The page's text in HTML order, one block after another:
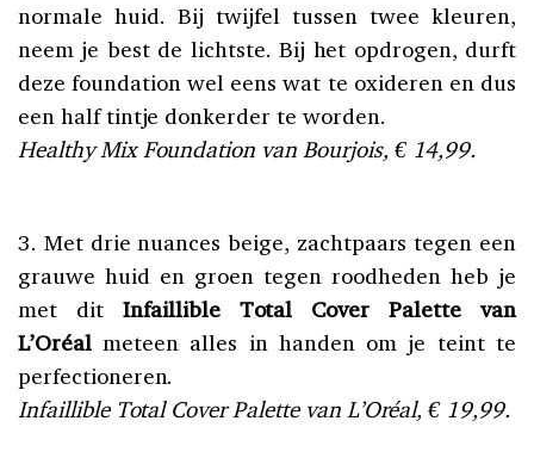
normale huid. Bij twijfel tussen twee kleuren,
neem je best de lichtste. Bij het opdrogen, durft
deze foundation wel eens wat te oxideren en dus
een half tintje donkerder te worden.
Healthy Mix Foundation van Bourjois, € 14,99.
3. Met drie nuances beige, zachtpaars tegen een
grauwe huid en groen tegen roodheden heb je
met dit Infaillible Total Cover Palette van
L’Oréalmeteen alles in handen om je teint te
perfectioneren.
Infaillible Total Cover Palette van L’Oréal, € 19,99.